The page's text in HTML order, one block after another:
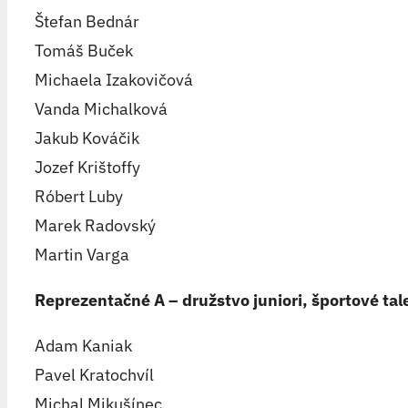
Štefan Bednár
Tomáš Buček
Michaela Izakovičová
Vanda Michalková
Jakub Kováčik
Jozef Krištoffy
Róbert Luby
Marek Radovský
Martin Varga
Reprezentačné A – družstvo juniori, športové
Adam Kaniak
Pavel Kratochvíl
Michal Mikušínec